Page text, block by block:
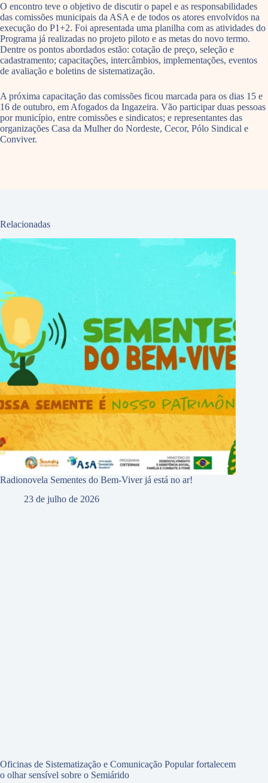
O encontro teve o objetivo de discutir o papel e as responsabilidades
das comissões municipais da ASA e de todos os atores envolvidos na
execução do P1+2. Foi apresentada uma planilha com as atividades do
Programa já realizadas no projeto piloto e as metas do novo termo.
Dentre os pontos abordados estão: cotação de preço, seleção e
cadastramento; capacitações, intercâmbios, implementações, eventos
de avaliação e boletins de sistematização.
A próxima capacitação das comissões ficou marcada para os dias 15 e
16 de outubro, em Afogados da Ingazeira. Vão participar duas pessoas
por município, entre comissões e sindicatos; e representantes das
organizações Casa da Mulher do Nordeste, Cecor, Pólo Sindical e
Conviver.
Relacionadas
Radionovela Sementes do Bem-Viver já está no ar!
23 de julho de 2026
Oficinas de Sistematização e Comunicação Popular fortalecem
o olhar sensível sobre o Semiárido